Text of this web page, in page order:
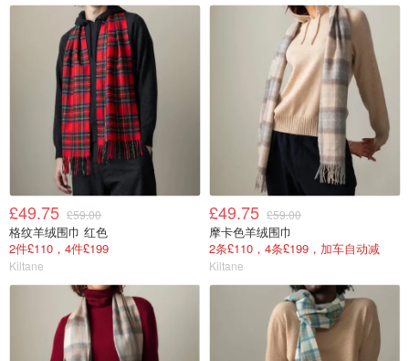
£49.75 £59.00
格纹羊绒围巾 红色
2件£110，4件£199
Kiltane
£49.75 £59.00
摩卡色羊绒围巾
2条£110，4条£199，加车自动减
Kiltane